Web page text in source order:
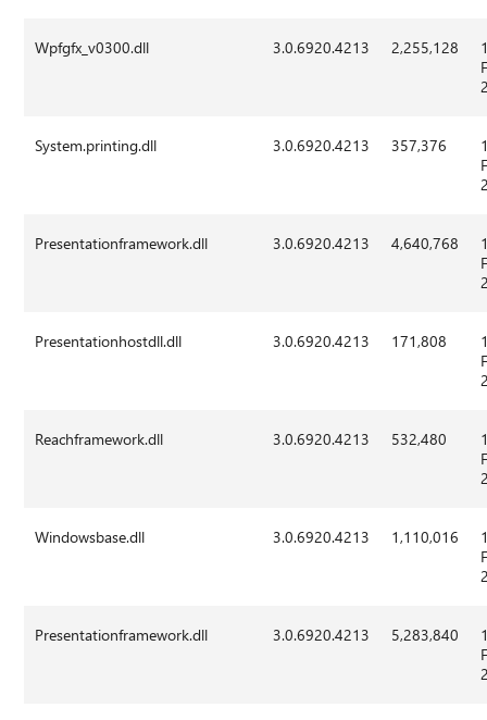
Wpfgfx_v0300.dll 3.0.6920.4213 2,255,128
System.printing.dll 3.0.6920.4213 357,376
Presentationframework.dll 3.0.6920.4213 4,640,768
Presentationhostdll.dll 3.0.6920.4213 171,808
Reachframework.dll 3.0.6920.4213 532,480
Windowsbase.dll 3.0.6920.4213 1,110,016
Presentationframework.dll 3.0.6920.4213 5,283,840